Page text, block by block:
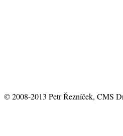
© 2008-2013 Petr Řezníček, CMS